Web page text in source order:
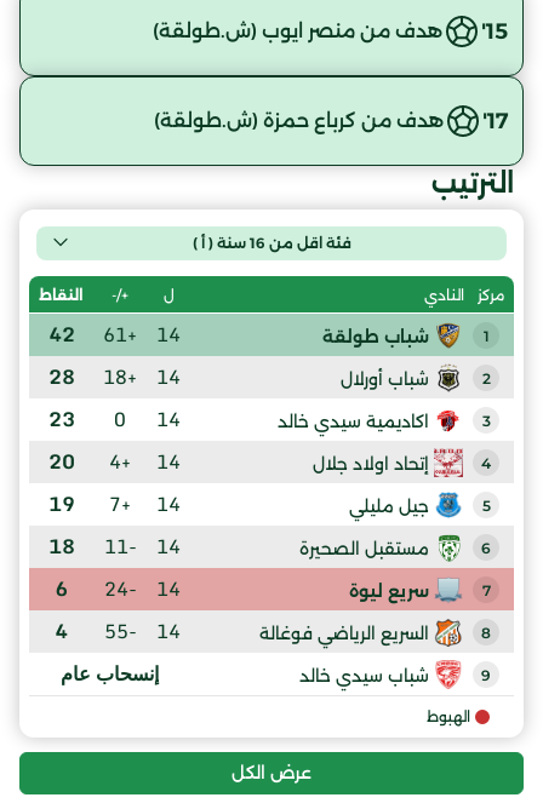
15' هدف من منصر ايوب (ش.طولقة)
17' هدف من كرباع حمزة (ش.طولقة)
الترتيب
فئة اقل من 16 سنة ( أ )
مركز النادي ل +/- النقاط
1 شباب طولقة 14
+61
42
2 شباب أورلال 14
+18
28
3 اكاديمية سيدي خالد 14
0
23
4 إتحاد اولاد جلال 14
+4
20
5 جيل مليلي 14
+7
19
6 مستقبل الصحيرة 14
-11
18
7 سريع ليوة 14
-24
6
8 السريع الرياضي فوغالة 14
-55
4
9 شباب سيدي خالد إنسحاب عام
الهبوط
عرض الكل